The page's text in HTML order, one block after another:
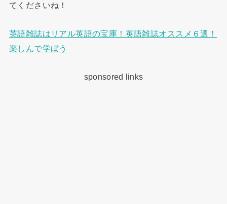
てくださいね！
英語雑誌はリアル英語の宝庫！英語雑誌オススメ６選！
楽しんで学ぼう
sponsored links